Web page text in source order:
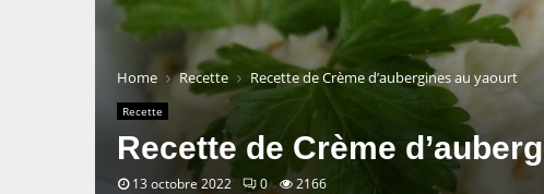
Home Recette Recette de Crème d’aubergines au yaourt
Recette
Recette de Crème
13 octobre 2022 0 2166